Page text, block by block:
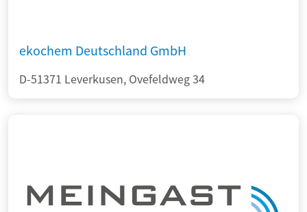
ekochem Deutschland GmbH
D-51371 Leverkusen, Ovefeldweg 34